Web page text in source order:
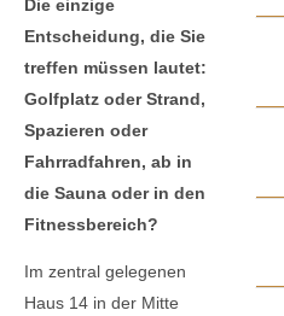
Die einzige
Entscheidung, die Sie
treffen müssen lautet:
Golfplatz oder Strand,
Spazieren oder
Fahrradfahren, ab in
die Sauna oder in den
Fitnessbereich?
Im zentral gelegenen
Haus 14 in der Mitte